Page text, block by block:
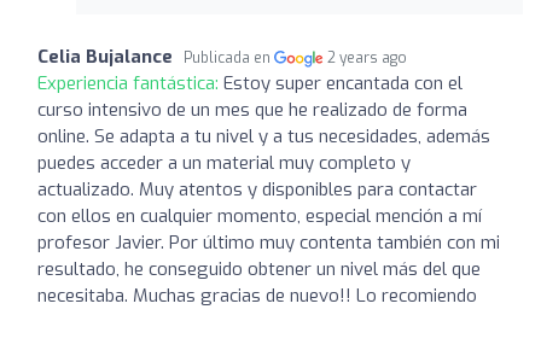
Celia Bujalance Publicada en 2 years ago
Experiencia fantástica: Estoy super encantada con el
curso intensivo de un mes que he realizado de forma
online. Se adapta a tu nivel y a tus necesidades, además
puedes acceder a un material muy completo y
actualizado. Muy atentos y disponibles para contactar
con ellos en cualquier momento, especial mención a mí
profesor Javier. Por último muy contenta también con mi
resultado, he conseguido obtener un nivel más del que
necesitaba. Muchas gracias de nuevo!! Lo recomiendo